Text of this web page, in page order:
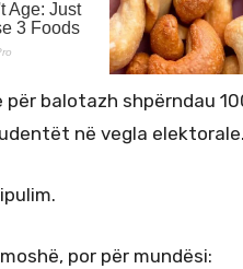
balotazh shpërndau
në vegla elektorale.
por për mundësi: